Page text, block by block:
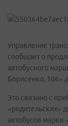
Управление
сообщает о
автобусного
Борисенко, 106»
Это связано с
«родительских»
автобусов марки